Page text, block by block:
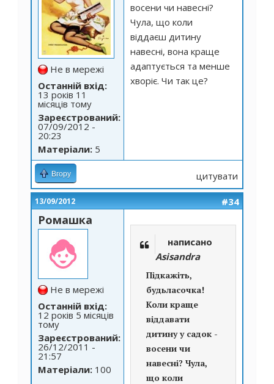
Не в мережі
Останній вхід:
13 років 11
місяців тому
Зареєстрований:
07/09/2012 -
20:23
Матеріали: 5
восени чи навесні?
Чула, що коли
віддаєш дитину
навесні, вона краще
адаптується та менше
хворіє. Чи так це?
Вгору цитувати
13/09/2012 #34
Ромашка
Не в мережі
Останній вхід:
12 років 5 місяців
тому
Зареєстрований:
26/12/2011 -
21:57
Матеріали: 100
написано
Asisandra
Підкажіть,
будьласочка!
Коли краще
віддавати
дитину у садок -
восени чи
навесні? Чула,
що коли